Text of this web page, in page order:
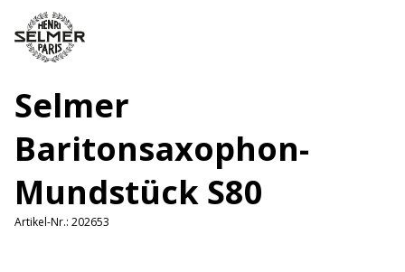
Selmer
Baritonsaxophon-
Mundstück S80
Artikel-Nr.: 202653